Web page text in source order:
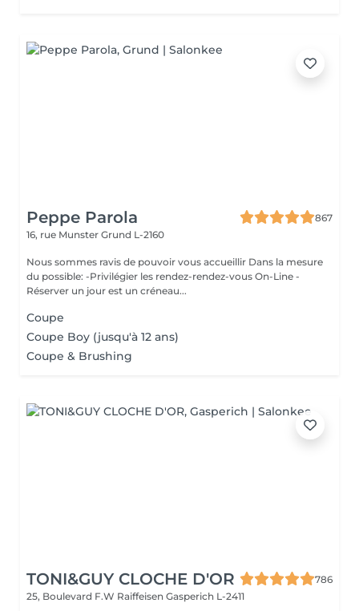
Peppe Parola
867
16, rue Munster Grund L-2160
Nous sommes ravis de pouvoir vous accueillir Dans la mesure
du possible: -Privilégier les rendez-rendez-vous On-Line -
Réserver un jour est un créneau...
Coupe
Coupe Boy (jusqu'à 12 ans)
Coupe & Brushing
TONI&GUY CLOCHE D'OR
786
25, Boulevard F.W Raiffeisen Gasperich L-2411